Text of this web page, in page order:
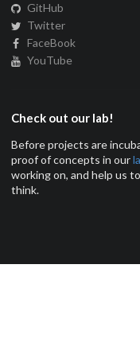
GitHub
Twitter
FaceBook
YouTube
Check out our lab!
Before projects are
proof of concepts in our
working on, and help us
think.